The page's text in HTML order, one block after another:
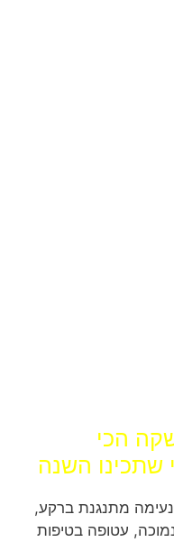
הכי
שתכינו השנה
נעימה מתנגנת ברקע,
עטופה בטיפות